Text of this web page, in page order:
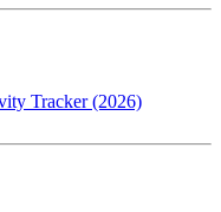
Tracker (2026)